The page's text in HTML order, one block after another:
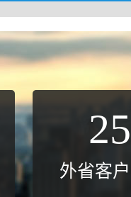
25
外省客